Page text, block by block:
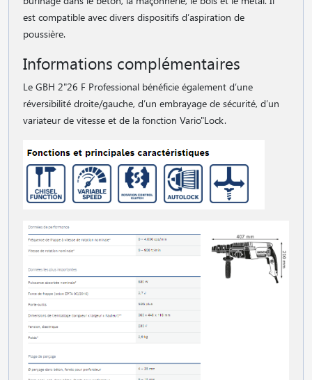
est compatible avec divers dispositifs d′aspiration de
poussière.
Informations complémentaires
Le GBH 2"26 F Professional bénéficie également d′une
réversibilité droite/gauche, d′un embrayage de sécurité, d′un
variateur de vitesse et de la fonction Vario"Lock.